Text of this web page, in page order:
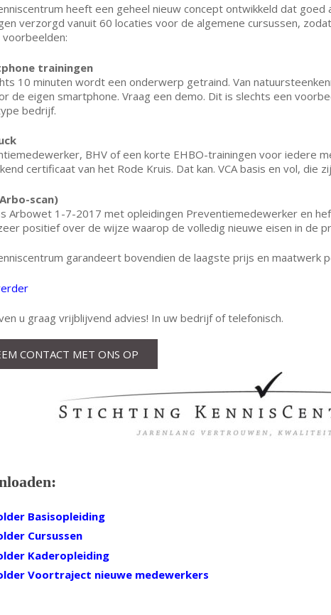
heeft een geheel nieuw concept ontwikkeld dat
verzorgd vanuit 60 locaties voor de algemene cursussen,
voorbeelden:
trainingen
10 minuten wordt een onderwerp getraind. Van
de eigen smartphone. Vraag een demo. Dit is slechts een
bedrijf.
BHV of een korte EHBO-trainingen voor iedere
certificaat van het Rode Kruis. Dat kan. VCA basis en vol, die
scan)
Arbowet 1-7-2017 met opleidingen Preventiemedewerker en
positief over de wijze waarop de volledig nieuwe eisen in de
garandeert bovendien de laagste prijs en maatwerk
u graag vrijblijvend advies! In uw bedrijf of telefonisch.
CONTACT MET ONS OP
Basisopleiding
Cursussen
Kaderopleiding
Voortraject nieuwe medewerkers